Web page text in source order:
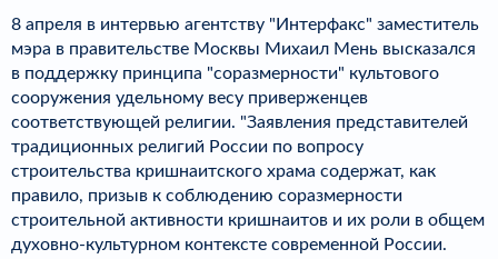
8 апреля в интервью агентству "Интерфакс" заместитель
мэра в правительстве Москвы Михаил Мень высказался
в поддержку принципа "соразмерности" культового
сооружения удельному весу приверженцев
соответствующей религии. "Заявления представителей
традиционных религий России по вопросу
строительства кришнаитского храма содержат, как
правило, призыв к соблюдению соразмерности
строительной активности кришнаитов и их роли в общем
духовно-культурном контексте современной России.